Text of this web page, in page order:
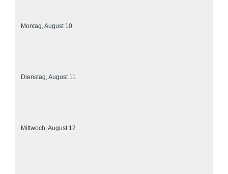
Montag,August10
Dienstag,August11
Mittwoch,August12